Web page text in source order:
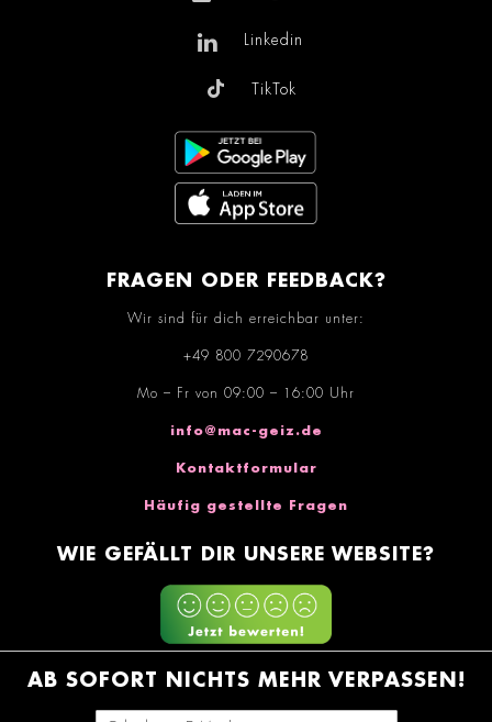
Linkedin
TikTok
FRAGEN ODER FEEDBACK?
Wir sind für dich erreichbar unter:
+49 800 7290678
Mo – Fr von 09:00 – 16:00 Uhr
info@mac-geiz.de
Kontaktformular
Häufig gestellte Fragen
WIE GEFÄLLT DIR UNSERE WEBSITE?
AB SOFORT NICHTS MEHR VERPASSEN!